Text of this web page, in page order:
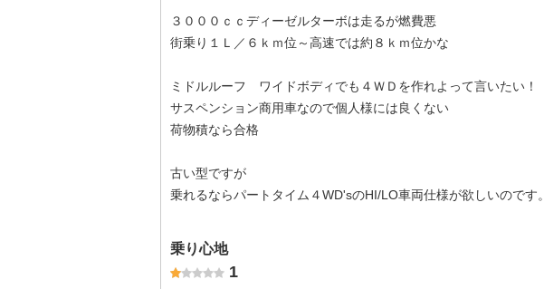
３０００ｃｃディーゼルターボは走るが燃費悪
街乗り１Ｌ／６ｋｍ位～高速では約８ｋｍ位かな
ミドルルーフ ワイドボディでも４ＷＤを作れよって言いたい！
サスペンション商用車なので個人様には良くない
荷物積なら合格
古い型ですが
乗れるならパートタイム４WD'sのHI/LO車両仕様が欲しいのです。
乗り心地
1